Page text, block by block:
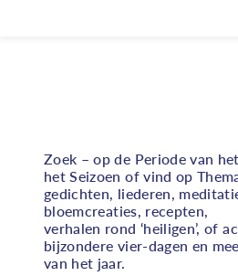
Over Vieren
Over Eten
Over Activiteiten
Inzenden
Zoek – op de Periode van
het Seizoen of vind op
gedichten, liederen,
bloemcreaties, recepten,
verhalen rond ‘heiligen’, of
bijzondere vier-dagen en
van het jaar.